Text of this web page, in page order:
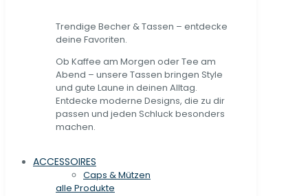
Trendige Becher & Tassen – entdecke
deine Favoriten.
Ob Kaffee am Morgen oder Tee am
Abend – unsere Tassen bringen Style
und gute Laune in deinen Alltag.
Entdecke moderne Designs, die zu dir
passen und jeden Schluck besonders
machen.
ACCESSOIRES
Caps & Mützen
alle Produkte